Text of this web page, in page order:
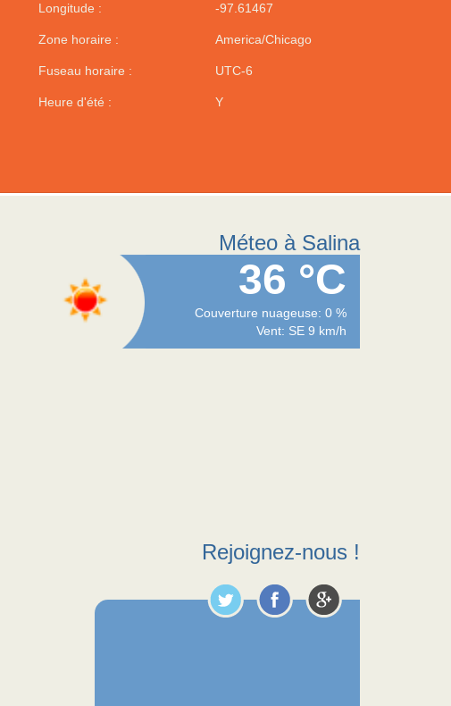
Longitude : -97.61467
Zone horaire : America/Chicago
Fuseau horaire : UTC-6
Heure d'été : Y
Méteo à Salina
36 °C
Couverture nuageuse: 0 %
Vent: SE 9 km/h
Rejoignez-nous !